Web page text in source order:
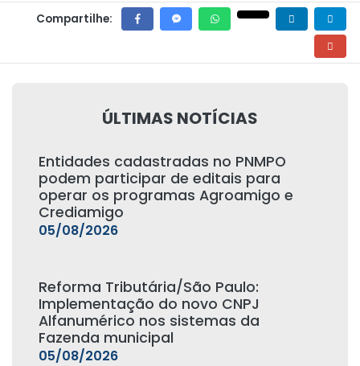
Compartilhe:
ÚLTIMAS NOTÍCIAS
Entidades cadastradas no PNMPO
podem participar de editais para
operar os programas Agroamigo e
Crediamigo
05/08/2026
Reforma Tributária/São Paulo:
Implementação do novo CNPJ
Alfanumérico nos sistemas da
Fazenda municipal
05/08/2026